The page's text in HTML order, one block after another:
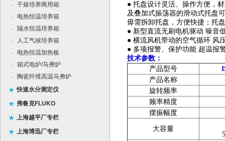
·
干燥培养两用箱
·
电热恒温培养箱
·
隔水恒温培养箱
·
人工气候培养箱
·
电热恒温加热板
·
箱式电炉/马弗炉
·
陶瓷纤维高温马弗炉
快速水分测定仪
弗鲁克FLUKO
上海越平厂专栏
上海博迅厂专栏
● 托盘设计灵活、操作方便，
及叠加式振荡器的滑动式托盘
毋需拆卸托盘，方便快捷；托
● 新型直流无刷电机驱动 噪音
● 横流风机带动的空气循环 风
● 多项报警、保护功能 超温报
技术参数：
产品型号
产品名称
旋转频率
频率精度
摆振幅度
大容量